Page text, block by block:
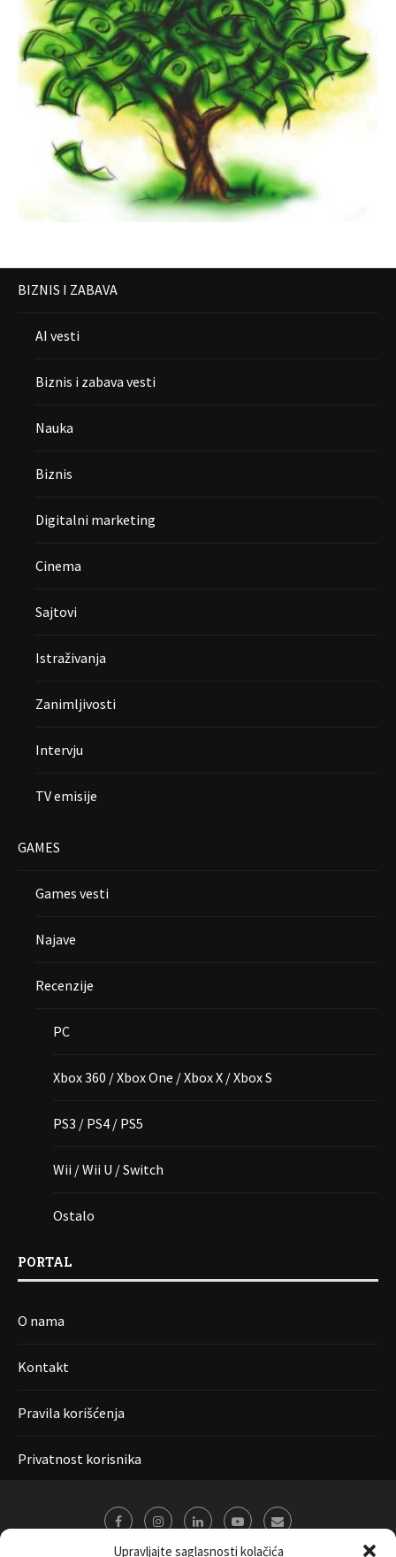
Upravljajte saglasnosti kolačića
BIZNIS I ZABAVA
AI vesti
Biznis i zabava vesti
Nauka
Biznis
Digitalni marketing
Cinema
Sajtovi
Istraživanja
Zanimljivosti
Intervju
TV emisije
GAMES
Games vesti
Najave
Recenzije
PC
Xbox 360 / Xbox One / Xbox X / Xbox S
PS3 / PS4 / PS5
Wii / Wii U / Switch
Ostalo
PORTAL
O nama
Kontakt
Pravila korišćenja
Privatnost korisnika